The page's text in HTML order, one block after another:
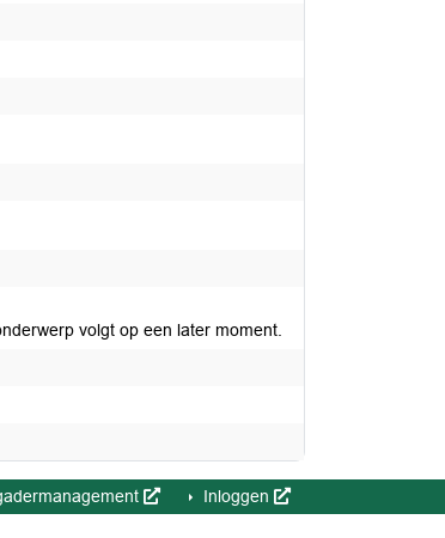
volgt op een later moment.
Inloggen